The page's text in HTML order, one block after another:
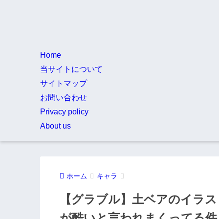
Home
当サイトについて
サイトマップ
お問い合わせ
Privacy policy
About us
ホーム キャラ
【グラブル】土ベアのイラ